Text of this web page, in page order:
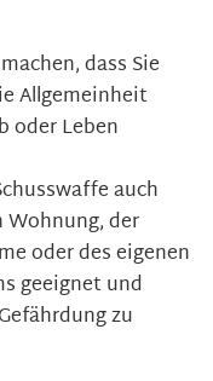
dass Sie
Allgemeinheit
oder Leben
auch
Wohnung, der
oder des eigenen
geeignet und
zu